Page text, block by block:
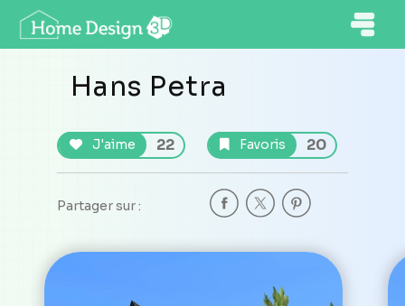
Hans Petra
J'aime 22 Favoris 20
Partager sur :